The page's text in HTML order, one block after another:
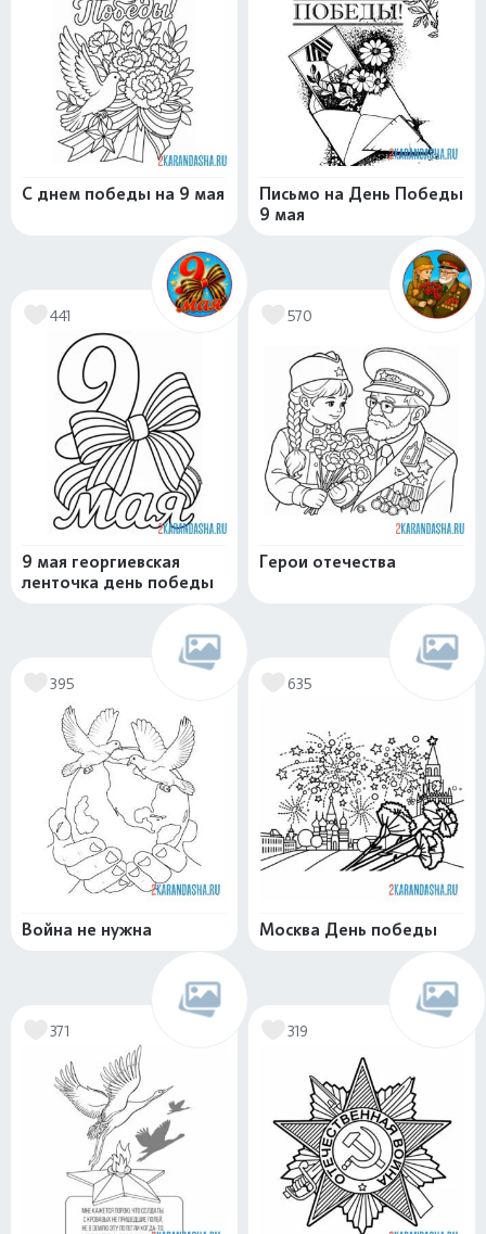
С днем победы на 9 мая
Письмо на День Победы
9 мая
441
9 мая георгиевская
ленточка день победы
570
Герои отечества
395
Война не нужна
635
Москва День победы
371 319